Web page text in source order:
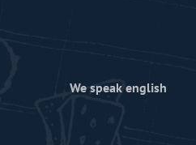
We speak english